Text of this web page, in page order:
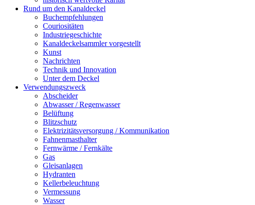
Rund um den Kanaldeckel
Buchempfehlungen
Couriositäten
Industriegeschichte
Kanaldeckelsammler vorgestellt
Kunst
Nachrichten
Technik und Innovation
Unter dem Deckel
Verwendungszweck
Abscheider
Abwasser / Regenwasser
Belüftung
Blitzschutz
Elektrizitätsversorgung / Kommunikation
Fahnenmasthalter
Fernwärme / Fernkälte
Gas
Gleisanlagen
Hydranten
Kellerbeleuchtung
Vermessung
Wasser